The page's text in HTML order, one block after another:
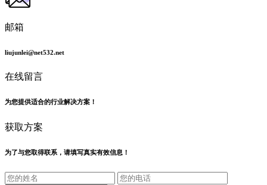
邮箱
liujunlei@net532.net
在线留言
为您提供适合的行业解决方案！
获取方案
为了与您取得联系，请填写真实有效信息！